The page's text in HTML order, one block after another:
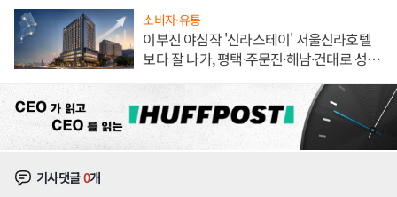
소비자·유통
이부진 야심작 '신라스테이' 서울신라호텔
보다 잘 나가, 평택·주문진·해남·건대로 성
기사댓글0개